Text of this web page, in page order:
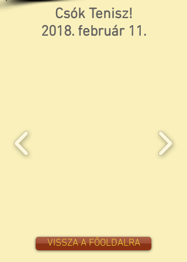
Csók Tenisz!
2018. február 11.
VISSZA A FŐOLDALRA